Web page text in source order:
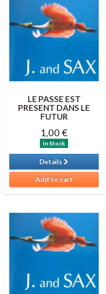
LE PASSE EST
PRESENT DANS LE
FUTUR
1,00 €
In Stock
Details
Add to cart